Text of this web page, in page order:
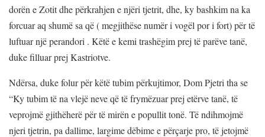
dorën e Zotit dhe përkrahjen e njëri tjetrit, dhe, ky bashkim na ka
forcuar aq shumë sa që ( megjithëse numër i vogël por i fort) për të
luftuar një perandori . Këtë e kemi trashëgim prej të parëve tanë,
duke filluar prej Kastriotve.
Ndërsa, duke folur për këtë tubim përkujtimor, Dom Pjetri tha se
“Ky tubim të na vlejë neve që të frymëzuar prej etërve tanë, të
veprojmë gjithëherë për të mirën e popullit tonë. Të ndihmojmë
njeri tjetrin, pa dallime, largime dëbime e përçarje pro, të jetojmë